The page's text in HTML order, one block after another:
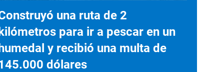
una ruta de 2
para ir a pescar en un
y recibió una multa de
dólares